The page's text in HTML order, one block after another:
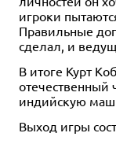
игроки
Правильные
сделал, и
В итоге Курт
отечественный
индийскую
Выход игры